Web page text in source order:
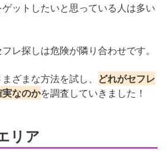
ットしたいと思っている人は多い
レ探しは危険が隣り合わせです。
ざまな方法を試し、 どれがセフレ
なのかを調査していきました！
リア